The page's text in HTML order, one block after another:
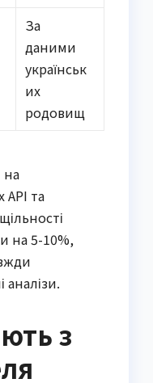
За
даними
українськ
их
родовищ
на
API та
на 5-10%,
аналізи.
з